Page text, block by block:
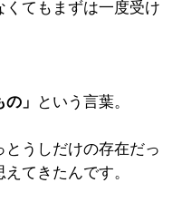
くてもまずは一度受け
」 という言葉。
うしだけの存在だっ
てきたんです。